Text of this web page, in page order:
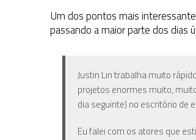
Um dos pontos mais
passando a maior parte dos dias
Justin Lin trabalha muito
projetos enormes muito,
dia seguinte) no escritório de
Eu falei com os atores que